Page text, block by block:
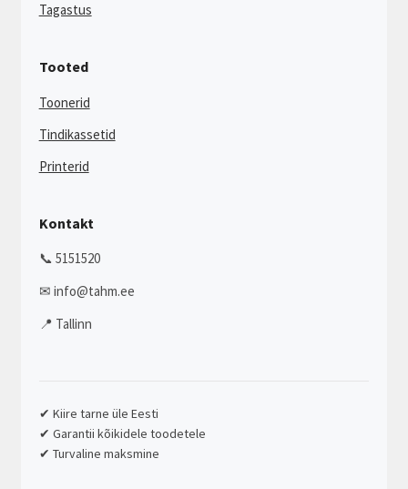
Tagastus
Tooted
Toonerid
Tindikassetid
Printerid
Kontakt
📞 5151520
✉ info@tahm.ee
📍 Tallinn
✔ Kiire tarne üle Eesti
✔ Garantii kõikidele toodetele
✔ Turvaline maksmine